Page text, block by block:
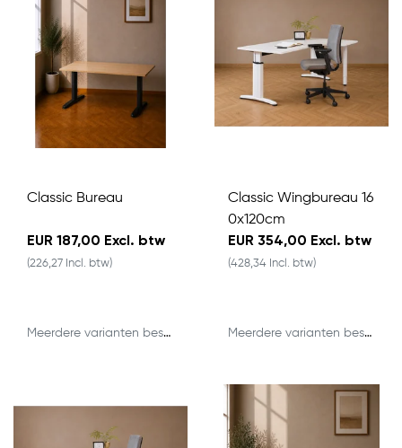
Classic Bureau
EUR 187,00 Excl. btw
(226,27 Incl. btw)
Meerdere varianten beschikbaar
Classic Wingbureau 16
0x120cm
EUR 354,00 Excl. btw
(428,34 Incl. btw)
Meerdere varianten beschikbaar